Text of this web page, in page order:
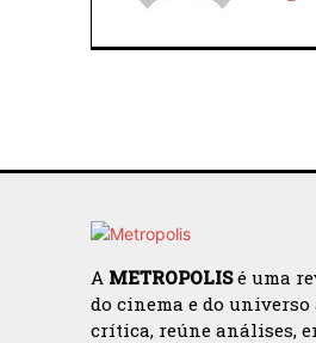
A METROPOLISé uma
do cinema e do
crítica, reúne análises,